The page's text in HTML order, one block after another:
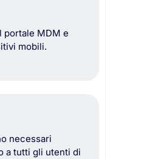
portale MDM e
mobili.
necessari
a tutti gli utenti di